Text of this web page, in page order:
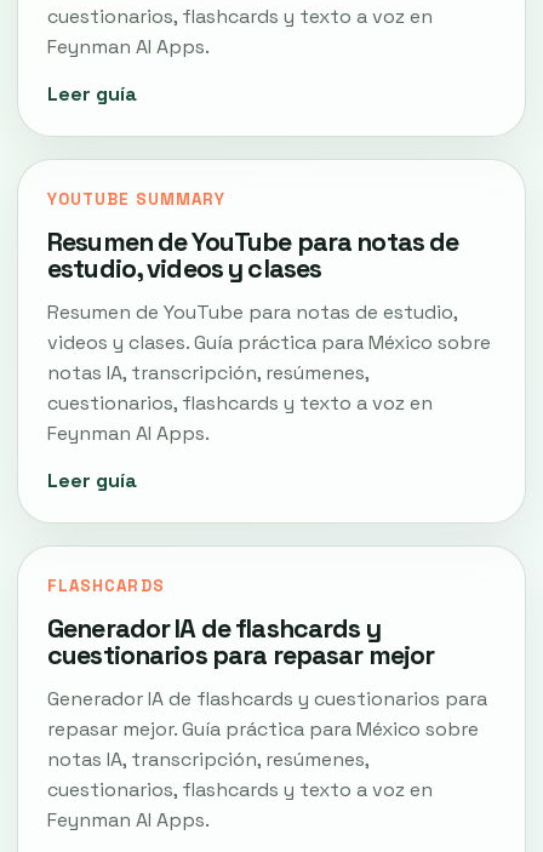
cuestionarios, flashcards y texto a voz en
Feynman AI Apps.
Leer guía
YOUTUBE SUMMARY
Resumen de YouTube para notas de
estudio, videos y clases
Resumen de YouTube para notas de estudio,
videos y clases. Guía práctica para México sobre
notas IA, transcripción, resúmenes,
cuestionarios, flashcards y texto a voz en
Feynman AI Apps.
Leer guía
FLASHCARDS
Generador IA de flashcards y
cuestionarios para repasar mejor
Generador IA de flashcards y cuestionarios para
repasar mejor. Guía práctica para México sobre
notas IA, transcripción, resúmenes,
cuestionarios, flashcards y texto a voz en
Feynman AI Apps.